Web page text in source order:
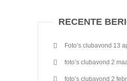
RECENTE
Foto’s clubavond 13
foto’s clubavond 2
foto’s clubavond 2